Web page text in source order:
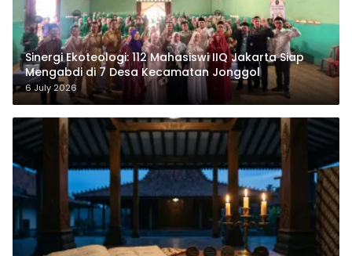
‎Sinergi Ekoteologi: 112 Mahasiswi IIQ Jakarta Siap
Mengabdi di 7 Desa Kecamatan Jonggol
6 July 2026